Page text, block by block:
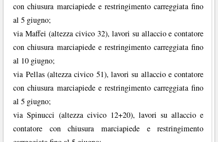
con chiusura marciapiede e restringimento carreggiata fino
al 5 giugno;
via Maffei (altezza civico 32), lavori su allaccio e contatore
con chiusura marciapiede e restringimento carreggiata fino
al 10 giugno;
via Pellas (altezza civico 51), lavori su allaccio e contatore
con chiusura marciapiede e restringimento carreggiata fino
al 5 giugno;
via Spinucci (altezza civico 12+20), lavori su allaccio e
contatore con chiusura marciapiede e restringimento